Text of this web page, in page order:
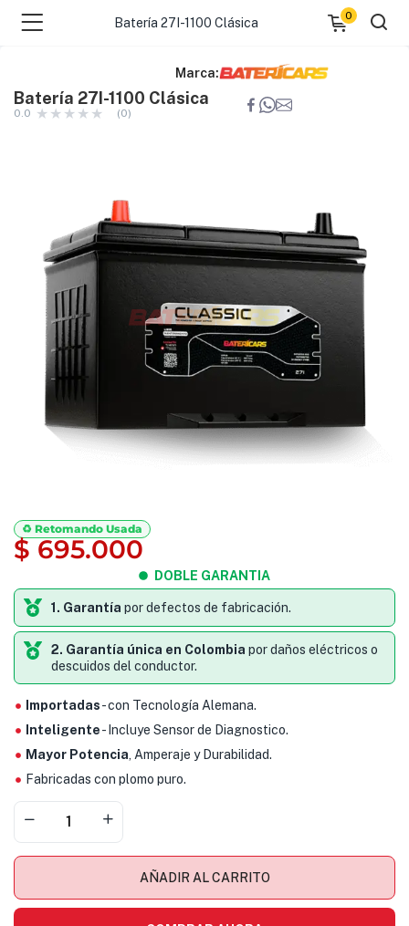
Batería 27I-1100 Clásica
0
Marca:
Batería 27I-1100 Clásica
0.0 (0)
♻️ Retomando Usada
$ 695.000
DOBLE GARANTIA
1. Garantía por defectos de fabricación.
2. Garantía única en Colombia por daños eléctricos o
descuidos del conductor.
Importadas- con Tecnología Alemana.
Inteligente- Incluye Sensor de Diagnostico.
Mayor Potencia , Amperaje y Durabilidad.
Fabricadas con plomo puro.
AÑADIR AL CARRITO